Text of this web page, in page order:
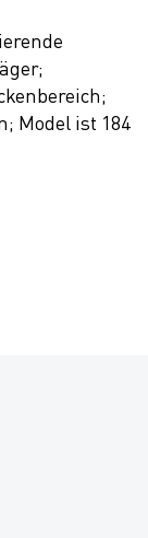
Model ist 184